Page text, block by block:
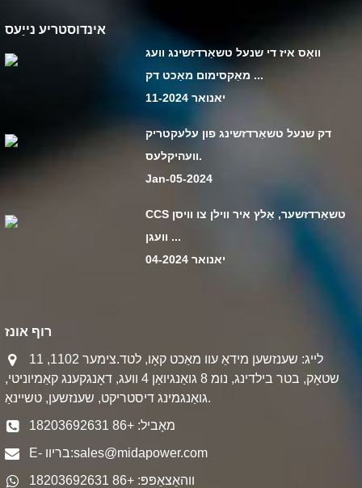
אינדוסטריע נייַעס
וואָס איז די שנעל טשאַרדזשינג וועג
מאַקסימום מאַכט דק ...
יאנואר 11-2024
דק שנעל טשאַרדזשינג פון עלעקטריק
וועהיקלעס.
Jan-05-2024
CCS טשאַרדזשער, אַלץ איר ווילן צו וויסן
וועגן ...
יאנואר 04-2024
רוף אונז
לייג: שענזשען מידאַ עוו מאַכט קאָו, לטד.צימער 1102, 11
שטאָק, בטר בילדינג, נומ 8 גואַנגיואַן 4 וועג, דאָנגקענג קאַמיוניטי,
גואַנגמינג דיסטריקט, שענזשען, טשיינאַ.
מאָביל: +86 18203692631
E- בריוו:sales@midapower.com
ווהאַצאַפּפּ: +86 18203692631